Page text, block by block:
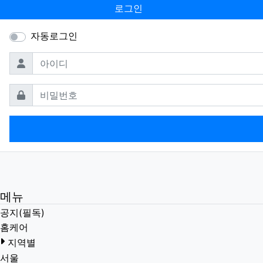
로그인
자동로그인
아이디
필수
비밀번호필수
메뉴
공지(필독)
홈케어
지역별
서울